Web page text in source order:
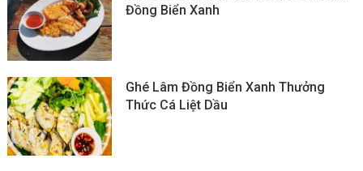
Đồng Biển Xanh
Ghé Lâm Đồng Biển Xanh Thưởng
Thức Cá Liệt Dầu